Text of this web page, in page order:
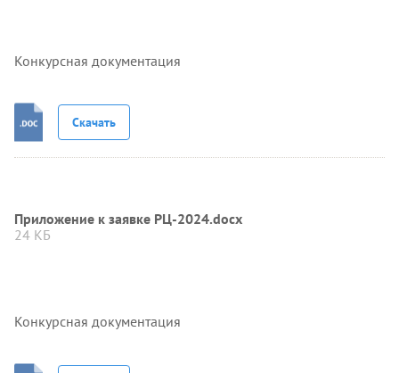
Конкурсная документация
Скачать
Приложение к заявке РЦ-2024.docx
24 КБ
Конкурсная документация